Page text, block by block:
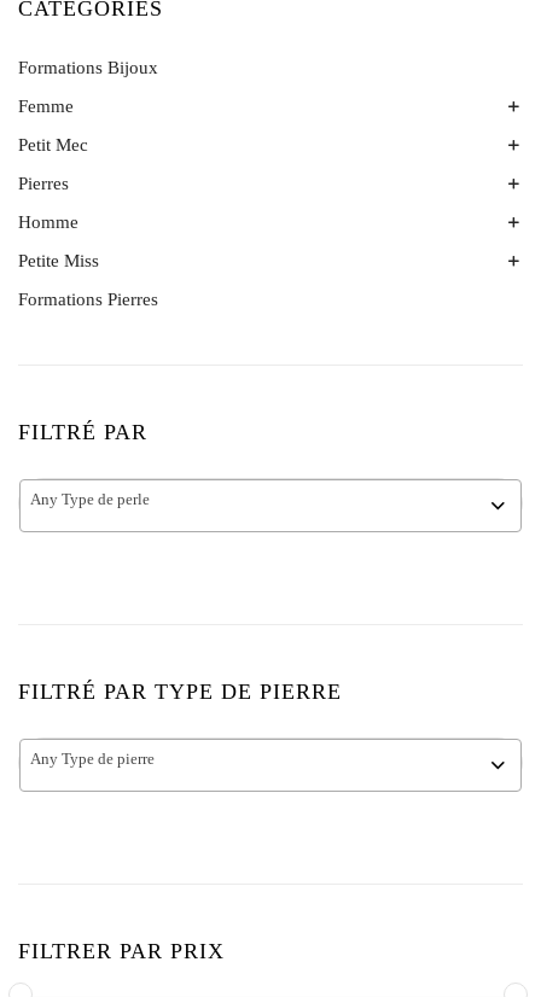
CATÉGORIES
Formations Bijoux
Femme
Bracelets
Bijoux créateur ethnique
Colliers & Pendentifs
Bagues
Boucles d'oreille
Petit Mec
Bracelets
Pierres
Objets
Minéraux
Homme
Bracelets
Colliers & Pendentifs
Petite Miss
Bracelets
Formations Pierres
FILTRÉ PAR
Any Type de perle
FILTRÉ PAR TYPE DE PIERRE
Any Type de pierre
FILTRER PAR PRIX